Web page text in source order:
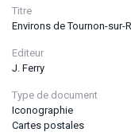
Titre
Environs de Tournon-sur-
Editeur
J. Ferry
Type de document
Iconographie
Cartes postales